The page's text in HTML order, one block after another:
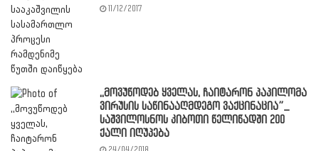
11/12/2017
,,მოვუწოდებ ყველას, ჩაიტარონ პაპილომა
ვირუსის საწინააღმდეგო ვაქცინაცია”_
საშვილოსნოს კიბოთი წელიწადში 200
ქალი იღუპება